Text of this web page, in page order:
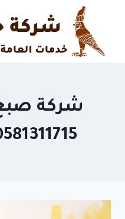
content
شركة
0581311715